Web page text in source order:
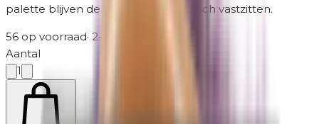
palette blijven de kleuren automatisch vastzitten.
56 op voorraad· 2-5 werkdagen
Aantal
1